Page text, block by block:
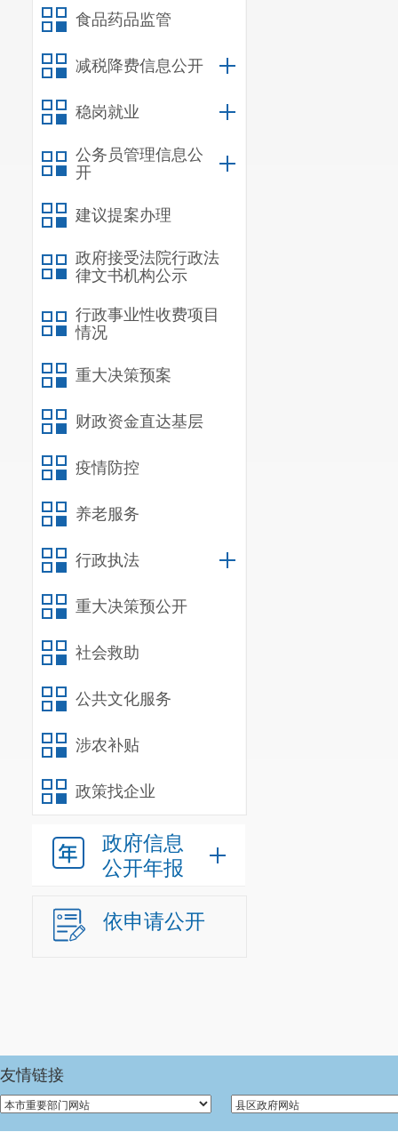
食品药品监管
减税降费信息公开
稳岗就业
公务员管理信息公
开
建议提案办理
政府接受法院行政法
律文书机构公示
行政事业性收费项目
情况
重大决策预案
财政资金直达基层
疫情防控
养老服务
行政执法
重大决策预公开
社会救助
公共文化服务
涉农补贴
政策找企业
政府信息
公开年报
依申请公开
友情链接